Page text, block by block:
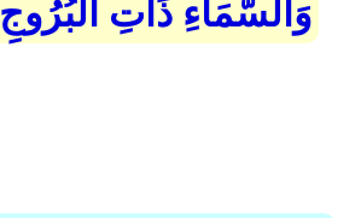
وَالسَّمَاءِ ذَاتِ الْبُرُوجِ